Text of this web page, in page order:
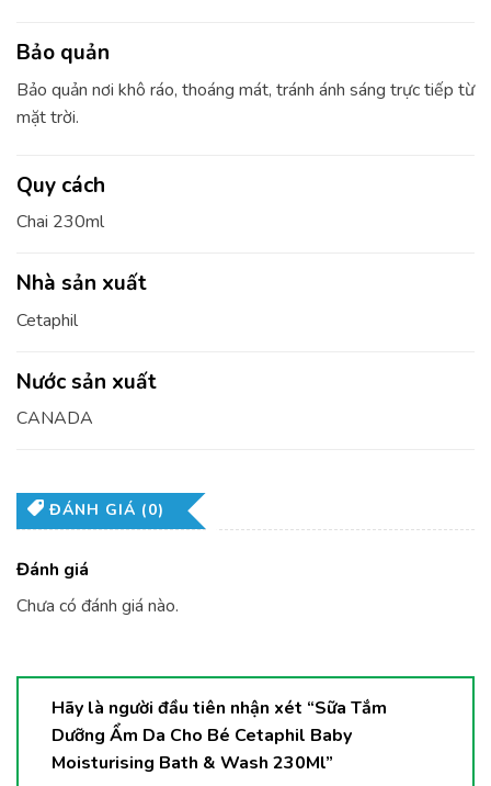
Bảo quản
Bảo quản nơi khô ráo, thoáng mát, tránh ánh sáng trực tiếp từ
mặt trời.
Quy cách
Chai 230ml
Nhà sản xuất
Cetaphil
Nước sản xuất
CANADA
ĐÁNH GIÁ (0)
Đánh giá
Chưa có đánh giá nào.
Hãy là người đầu tiên nhận xét “Sữa Tắm
Dưỡng Ẩm Da Cho Bé Cetaphil Baby
Moisturising Bath & Wash 230Ml”